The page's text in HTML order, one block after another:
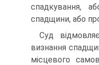
спадкування,
спадщини, або
Суд
визнання
місцевого